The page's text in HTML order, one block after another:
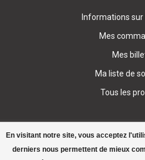
En visitant notre site, vous acceptez
derniers nous permettent de mieux
Informations
Mes
Mes
Ma liste de
Tous les